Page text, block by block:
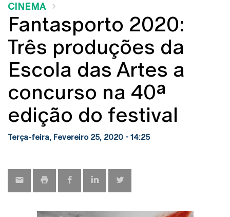
CINEMA
Fantasporto 2020:
Três produções da
Escola das Artes a
concurso na 40ª
edição do festival
Terça-feira, Fevereiro 25, 2020 - 14:25